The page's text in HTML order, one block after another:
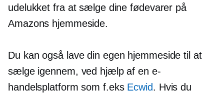
udelukket fra at sælge dine fødevarer på
Amazons hjemmeside.
Du kan også lave din egen hjemmeside til at
sælge igennem, ved hjælp af en e-
handelsplatform som f.eks Ecwid. Hvis du